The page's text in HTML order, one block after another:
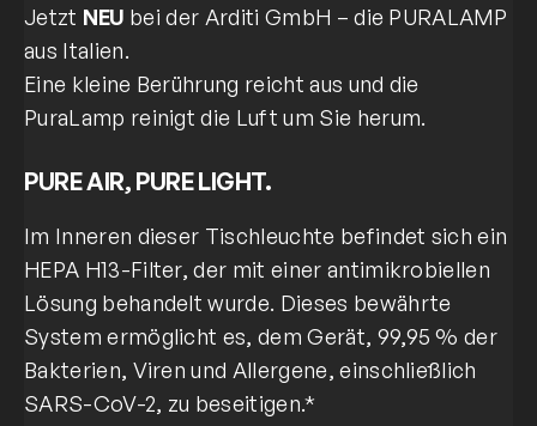
Jetzt NEU bei der Arditi GmbH – die PURALAMP
aus Italien.
Eine kleine Berührung reicht aus und die
PuraLamp reinigt die Luft um Sie herum.
PURE AIR, PURE LIGHT.
Im Inneren dieser Tischleuchte befindet sich ein
HEPA H13-Filter, der mit einer antimikrobiellen
Lösung behandelt wurde. Dieses bewährte
System ermöglicht es, dem Gerät, 99,95 % der
Bakterien, Viren und Allergene, einschließlich
SARS-CoV-2, zu beseitigen.*